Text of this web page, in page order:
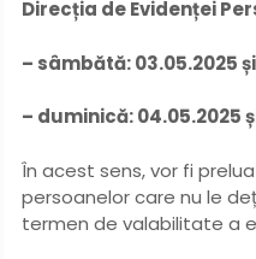
Direcția de Evidenței
– sâmbătă: 03.05.2025
– duminică: 04.05.2025
În acest sens, vor fi
persoanelor care nu le
termen de valabilitate a